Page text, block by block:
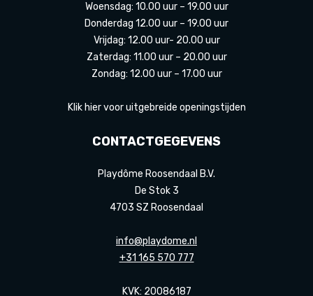
Woensdag: 10.00 uur – 19.00 uur
Donderdag 12.00 uur – 19.00 uur
Vrijdag: 12.00 uur- 20.00 uur
Zaterdag: 11.00 uur – 20.00 uur
Zondag: 12.00 uur – 17.00 uur
Klik hier voor uitgebreide openingstijden
CONTACTGEGEVENS
Playdôme Roosendaal B.V.
De Stok 3
4703 SZ Roosendaal
info@playdome.nl
+31 165 570 777
KVK: 20086187